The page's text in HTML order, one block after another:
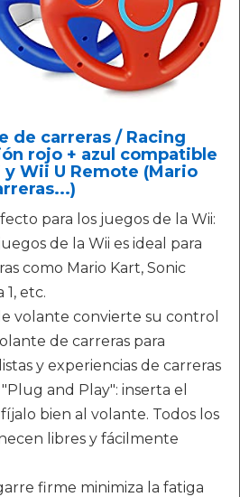
de carreras / Racing
rojo + azul compatible
Wii U Remote (Mario
para los juegos de la Wii:
de la Wii es ideal para
como Mario Kart, Sonic
etc.
volante convierte su control
de carreras para
y experiencias de carreras
and Play": inserta el
bien al volante. Todos los
libres y fácilmente
firme minimiza la fatiga